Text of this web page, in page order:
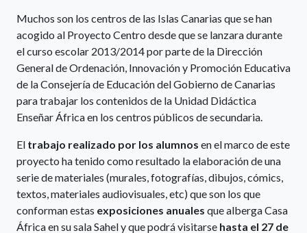
Muchos son los centros de las Islas Canarias que se han
acogido al Proyecto Centro desde que se lanzara durante
el curso escolar 2013/2014 por parte de la Dirección
General de Ordenación, Innovación y Promoción Educativa
de la Consejería de Educación del Gobierno de Canarias
para trabajar los contenidos de la Unidad Didáctica
Enseñar África en los centros públicos de secundaria.
El trabajo realizado por los alumnos en el marco de este
proyecto ha tenido como resultado la elaboración de una
serie de materiales (murales, fotografías, dibujos, cómics,
textos, materiales audiovisuales, etc) que son los que
conforman estas exposiciones anuales que alberga Casa
África en su sala Sahel y que podrá visitarse hasta el 27 de